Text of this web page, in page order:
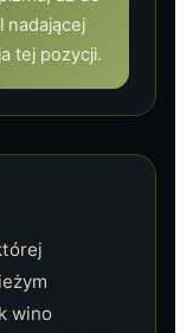
nadającej
tej pozycji.
wino